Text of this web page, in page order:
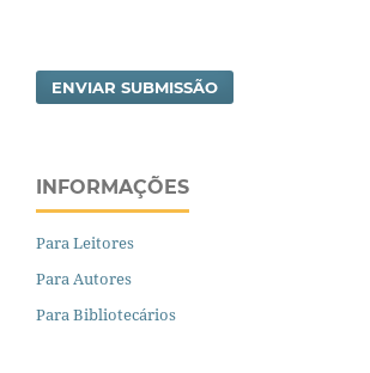
ENVIAR SUBMISSÃO
INFORMAÇÕES
Para Leitores
Para Autores
Para Bibliotecários